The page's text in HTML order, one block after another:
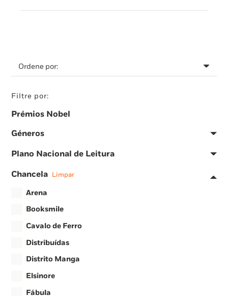
Filtre por:
Prémios Nobel
Géneros
Plano Nacional de Leitura
Chancela Limpar
Arena
Booksmile
Cavalo de Ferro
Distribuídas
Distrito Manga
Elsinore
Fábula